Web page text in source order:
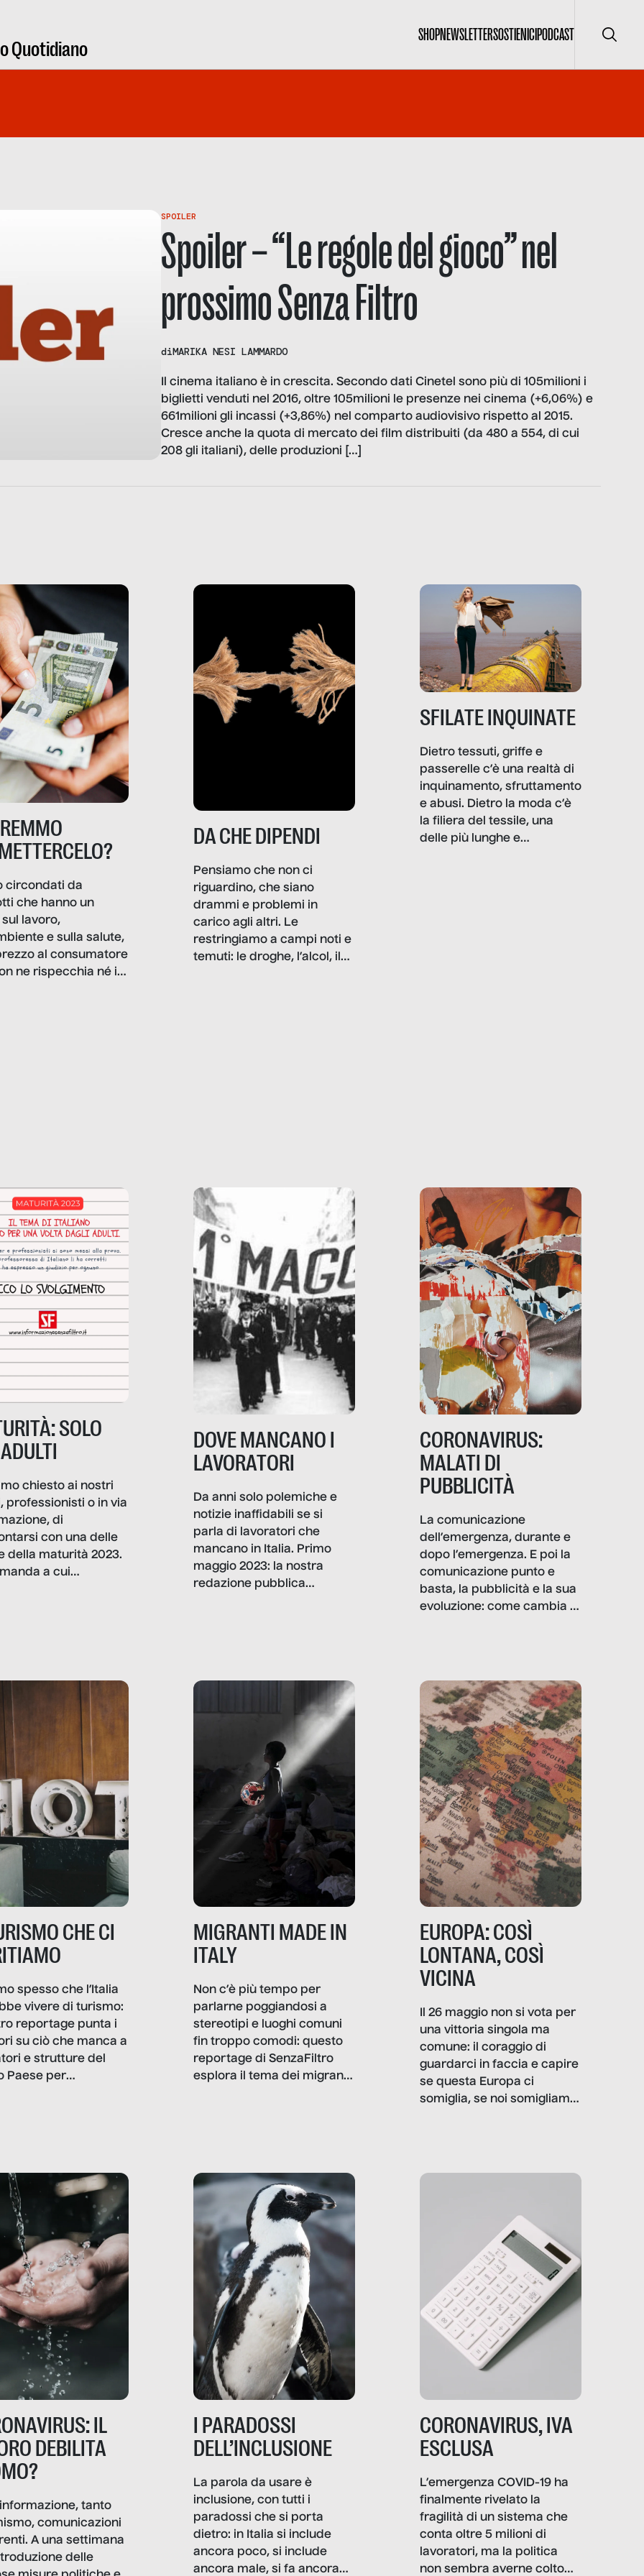
Quotidiano
SHOPNEWSLETTERSOSTIENICIPODCAST Cerca
SPOILER
Spoiler – “Le regole del gioco” nel
prossimo Senza Filtro
diMARIKA NESI LAMMARDO
Il cinema italiano è in crescita. Secondo dati Cinetel sono più di 105milioni i
biglietti venduti nel 2016, oltre 105milioni le presenze nei cinema (+6,06%) e
661milioni gli incassi (+3,86%) nel comparto audiovisivo rispetto al 2015.
Cresce anche la quota di mercato dei film distribuiti (da 480 a 554, di cui
208 gli italiani), delle produzioni […]
circondati da
che hanno un
lavoro,
e sulla salute,
al consumatore
ne rispecchia né il
la nostra vita
DA CHE DIPENDI
Pensiamo che non ci
riguardino, che siano
drammi e problemi in
carico agli altri. Le
restringiamo a campi noti e
temuti: le droghe, l’alcol, il
come.
SFILATE INQUINATE
Dietro tessuti, griffe e
passerelle c’è una realtà di
inquinamento, sfruttamento
e abusi. Dietro la moda c’è
la filiera del tessile, una
delle più lunghe e
SOLO
chiesto ai nostri
professionisti o in via
di
con una delle
della maturità 2023.
a cui
DOVE MANCANO I
LAVORATORI
Da anni solo polemiche e
notizie inaffidabili se si
parla di lavoratori che
mancano in Italia. Primo
maggio 2023: la nostra
redazione pubblica
la sanità, la ristorazione,
la scuola, le fabbriche,
amministrazione, l’edilizia,
CORONAVIRUS:
MALATI DI
PUBBLICITÀ
La comunicazione
dell’emergenza, durante e
dopo l’emergenza. E poi la
comunicazione punto e
basta, la pubblicità e la sua
evoluzione: come cambia il
CHE CI
spesso che l’Italia
vivere di turismo:
reportage punta i
su ciò che manca a
e strutture del
Paese per
MIGRANTI MADE IN
ITALY
Non c’è più tempo per
parlarne poggiandosi a
stereotipi e luoghi comuni
fin troppo comodi: questo
reportage di SenzaFiltro
esplora il tema dei migranti
ripensano.
EUROPA: COSÌ
LONTANA, COSÌ
VICINA
Il 26 maggio non si vota per
una vittoria singola ma
comune: il coraggio di
guardarci in faccia e capire
se questa Europa ci
somiglia, se noi somigliamo
comunica, quanto vale […]
IL
DEBILITA
tanto
comunicazioni
A una settimana
delle
I PARADOSSI
DELL’INCLUSIONE
La parola da usare è
inclusione, con tutti i
paradossi che si porta
dietro: in Italia si include
ancora poco, si include
ancora male, si fa ancora
CORONAVIRUS, IVA
ESCLUSA
L’emergenza COVID-19 ha
finalmente rivelato la
fragilità di un sistema che
conta oltre 5 milioni di
lavoratori, ma la politica
non sembra averne colto